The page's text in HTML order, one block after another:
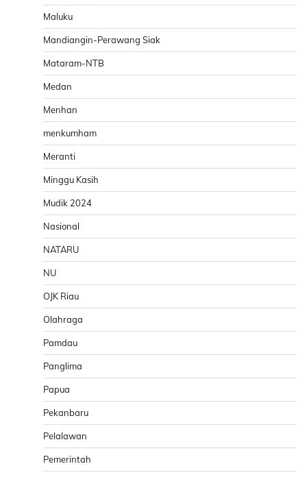
Maluku
Mandiangin-Perawang Siak
Mataram-NTB
Medan
Menhan
menkumham
Meranti
Minggu Kasih
Mudik 2024
Nasional
NATARU
NU
OJK Riau
Olahraga
Pamdau
Panglima
Papua
Pekanbaru
Pelalawan
Pemerintah